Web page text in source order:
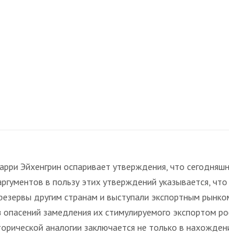
Эйхенгрин оспаривает утверждения, что
в пользу этих утверждений указывается,
другим странам и выступали экспортным
опасений замедления их стимулируемого
аналогии заключается не только в